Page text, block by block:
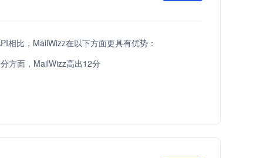
相比，MailWizz在以下方面更具有优势：
方面，MailWizz高出12分